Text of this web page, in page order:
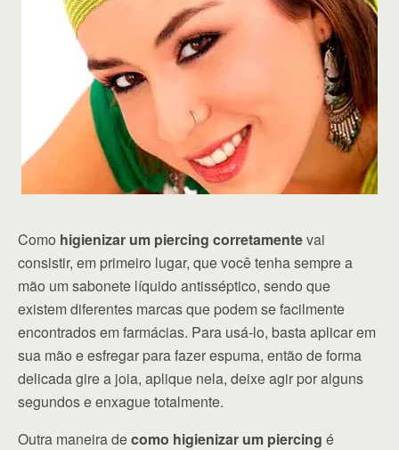
Como higienizar um piercing corretamentevai
consistir, em primeiro lugar, que você tenha sempre a
mão um sabonete líquido antisséptico, sendo que
existem diferentes marcas que podem se facilmente
encontrados em farmácias. Para usá-lo, basta aplicar em
sua mão e esfregar para fazer espuma, então de forma
delicada gire a joia, aplique nela, deixe agir por alguns
segundos e enxague totalmente.
Outra maneira decomo higienizar um piercing é